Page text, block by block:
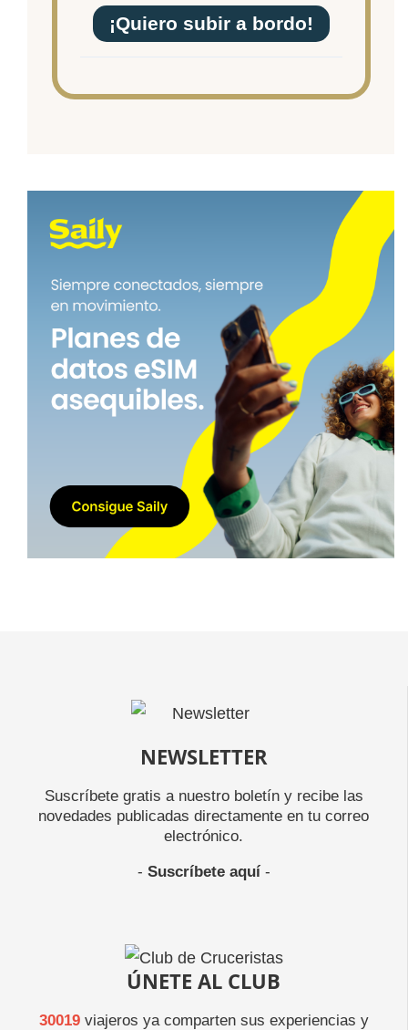
NEWSLETTER
Suscríbete gratis a nuestro boletín y recibe las
novedades publicadas directamente en tu correo
electrónico.
- Suscríbete aquí-
ÚNETE AL CLUB
30019viajeros ya comparten sus experiencias y